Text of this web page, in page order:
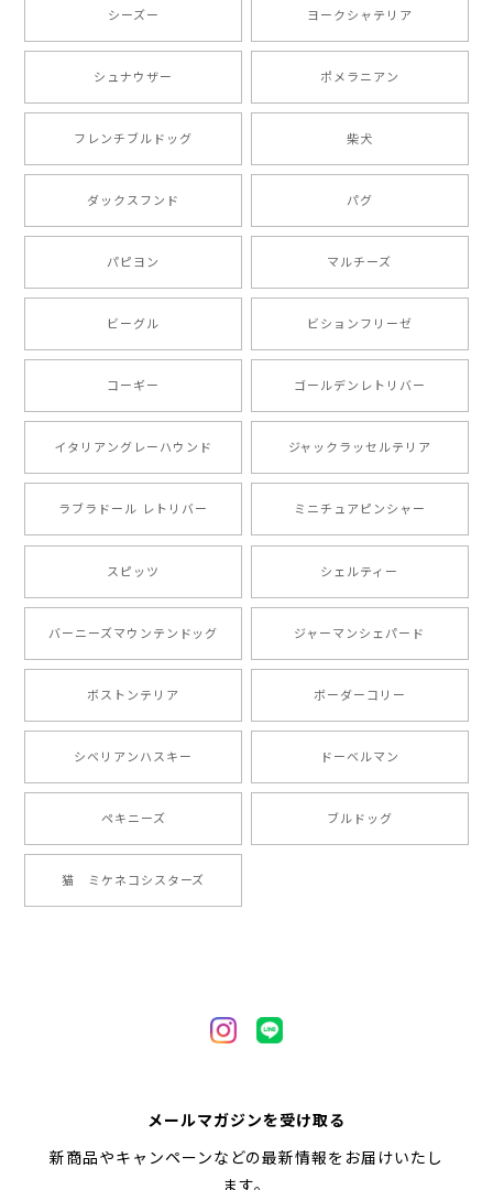
【 ボーダーコリー 水彩画風 毛色4色 】 手帳 スマホケース 犬 うちの子 iPhone & Android
ったです。 ご連絡が取りづらい点だけ少し不安になり
ましたが、商品の素敵さでチャラです。 本当に可愛
い。ありがとうございます。
2024/10/28
注文受領連絡が無かったのでハラハラしましたが… 可
愛い商品が届きました！大満足です♪
【 自然に囲まれた ポメラニアン 】マグカップ 犬 ペット うちの子 犬グッズ ギフト プレゼント 母の日
とても可愛かったです。６月にももが（17歳）で亡くな
りまして、元気な時の顔がそっくりだったので、注文し
ました。ありがとうございました。
2024/05/22
2024/05/04
2024/05/04
シーズー ヨークシャテリア
シュナウザー ポメラニアン
フレンチブルドッグ 柴犬
ダックスフンド パグ
パピヨン マルチーズ
ビーグル ビションフリーゼ
コーギー ゴールデンレトリバー
イタリアングレーハウンド ジャックラッセルテリア
ラブラドール レトリバー ミニチュアピンシャー
スピッツ シェルティー
バーニーズマウンテンドッグ ジャーマンシェパード
ボストンテリア ボーダーコリー
シベリアンハスキー ドーベルマン
ペキニーズ ブルドッグ
猫 ミケネコシスターズ
メールマガジンを受け取る
新商品やキャンペーンなどの最新情報をお届けいたし
ます。